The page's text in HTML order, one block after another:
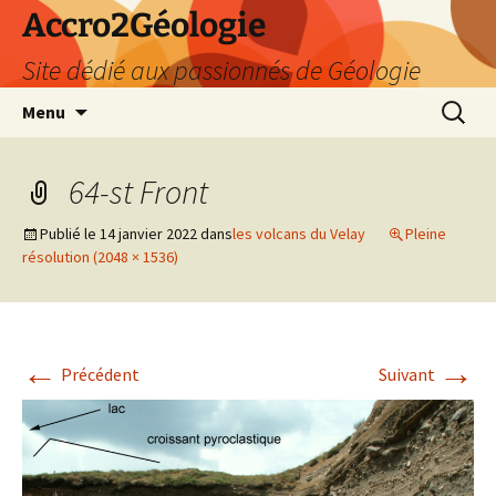
Accro2Géologie
Site dédié aux passionnés de Géologie
Menu
64-st Front
Publié le 14 janvier 2022dansles volcans du Velay
Pleine
résolution (2048 × 1536)
← Précédent Suivant →